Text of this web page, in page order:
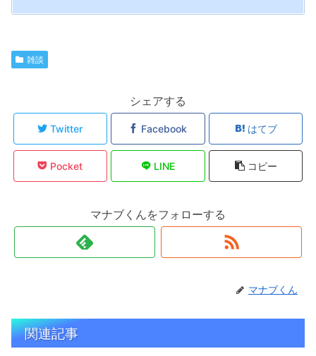
雑談
シェアする
Twitter Facebook はてブ
Pocket LINE コピー
マナブくんをフォローする
マナブくん
関連記事